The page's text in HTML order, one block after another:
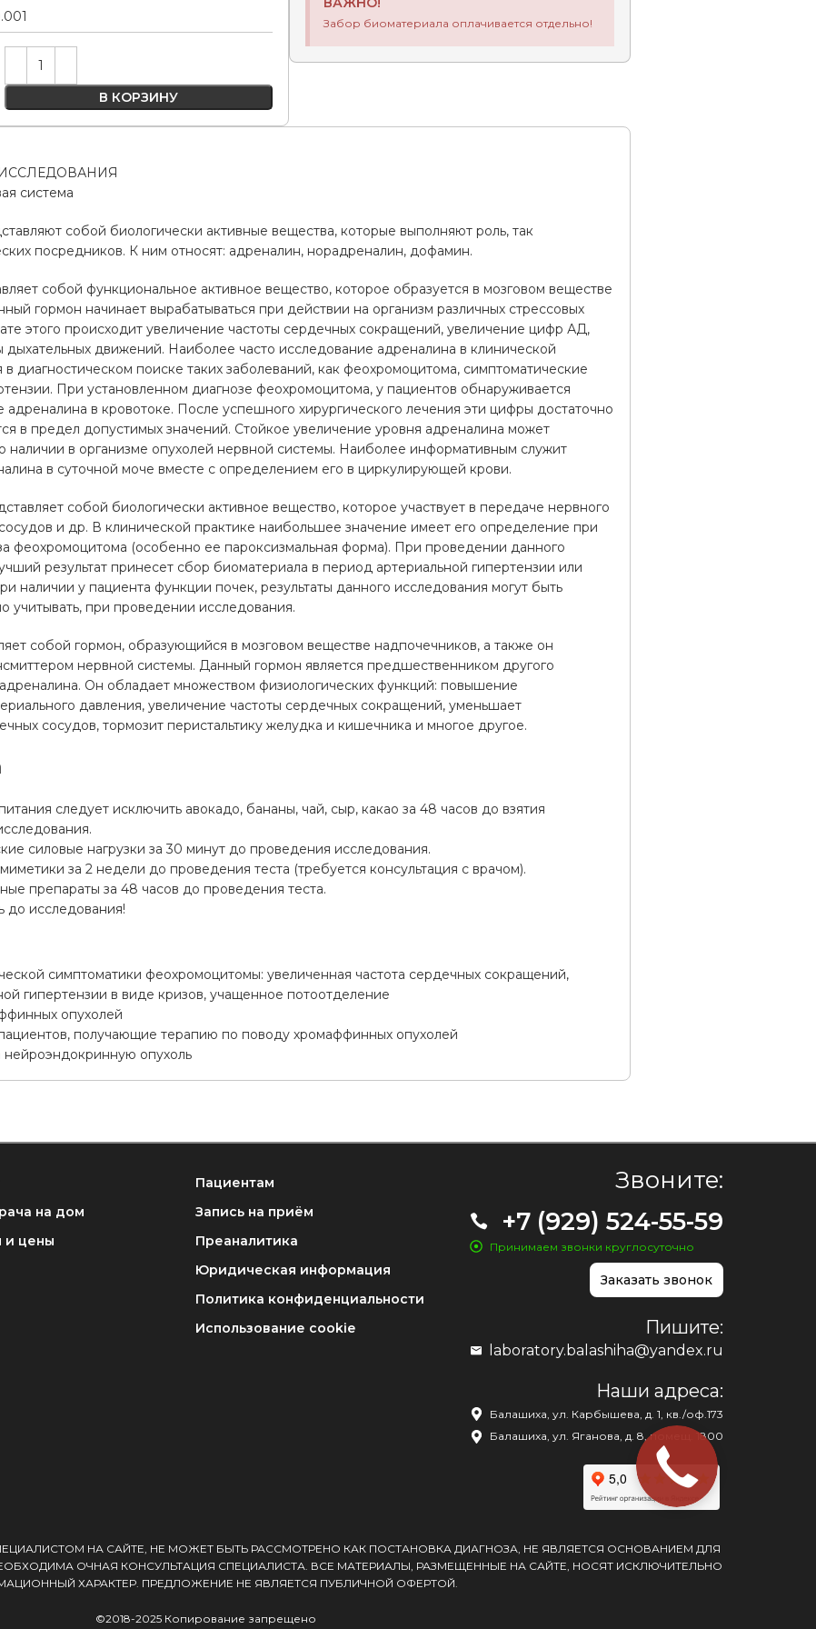
В КОРЗИНУ
Alternative:
Забор биоматериала оплачивается отдельно!
система
собой биологически активные вещества, которые выполняют роль, так
посредников. К ним относят: адреналин, норадреналин, дофамин.
собой функциональное активное вещество, которое образуется в мозговом веществе
гормон начинает вырабатываться при действии на организм различных стрессовых
этого происходит увеличение частоты сердечных сокращений, увеличение цифр АД,
дыхательных движений. Наиболее часто исследование адреналина в клинической
в диагностическом поиске таких заболеваний, как феохромоцитома, симптоматические
При установленном диагнозе феохромоцитома, у пациентов обнаруживается
в кровотоке. После успешного хирургического лечения эти цифры достаточно
в предел допустимых значений. Стойкое увеличение уровня адреналина может
о наличии в организме опухолей нервной системы. Наиболее информативным служит
в суточной моче вместе с определением его в циркулирующей крови.
собой биологически активное вещество, которое участвует в передаче нервного
и др. В клинической практике наибольшее значение имеет его определение при
феохромоцитома (особенно ее пароксизмальная форма). При проведении данного
результат принесет сбор биоматериала в период артериальной гипертензии или
наличии у пациента функции почек, результаты данного исследования могут быть
учитывать, при проведении исследования.
собой гормон, образующийся в мозговом веществе надпочечников, а также он
нервной системы. Данный гормон является предшественником другого
Он обладает множеством физиологических функций: повышение
давления, увеличение частоты сердечных сокращений, уменьшает
сосудов, тормозит перистальтику желудка и кишечника и многое другое.
следует исключить авокадо, бананы, чай, сыр, какао за 48 часов до взятия
силовые нагрузки за 30 минут до проведения исследования.
за 2 недели до проведения теста (требуется консультация с врачом).
препараты за 48 часов до проведения теста.
до исследования!
симптоматики феохромоцитомы: увеличенная частота сердечных сокращений,
гипертензии в виде кризов, учащенное потоотделение
опухолей
получающие терапию по поводу хромаффинных опухолей
опухоль
на дом
и цены
Пациентам
Запись на приём
Преаналитика
Юридическая информация
Политика конфиденциальности
Использование cookie
Звоните:
+7 (929) 524-55-59
Принимаем звонки круглосуточно
Заказать звонок
Пишите:
laboratory.balashiha@yandex.ru
Наши адреса:
Балашиха, ул. Карбышева, д. 1, кв./оф.173
Балашиха, ул. Яганова, д. 8, помещ. 1800
НА САЙТЕ, НЕ МОЖЕТ БЫТЬ РАССМОТРЕНО КАК ПОСТАНОВКА ДИАГНОЗА, НЕ ЯВЛЯЕТСЯ ОСНОВАНИЕМ ДЛЯ
ОЧНАЯ КОНСУЛЬТАЦИЯ СПЕЦИАЛИСТА. ВСЕ МАТЕРИАЛЫ, РАЗМЕЩЕННЫЕ НА САЙТЕ, НОСЯТ ИСКЛЮЧИТЕЛЬНО
ХАРАКТЕР. ПРЕДЛОЖЕНИЕ НЕ ЯВЛЯЕТСЯ ПУБЛИЧНОЙ ОФЕРТОЙ.
©2018-2025 Копирование запрещено